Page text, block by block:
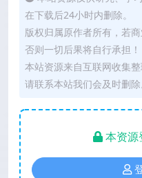
在下载后24小时内删除。
版权归属原作者所有，若
否则一切后果将自行承担！
本站资源来自互联网收集
请联系本站我们会及时删除
本资源